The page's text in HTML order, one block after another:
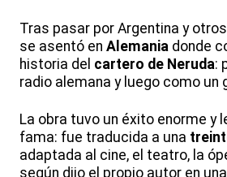
Tras pasar por Argentina y
se asentó en Alemania donde
historia del cartero de Neruda:
radio alemana y luego como un
La obra tuvo un éxito enorme y
fama: fue traducida a una
adaptada al cine, el teatro, la
según dijo el propio autor en